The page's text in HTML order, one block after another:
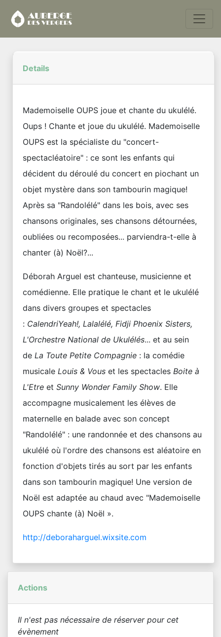
Details
Mademoiselle OUPS joue et chante du ukulélé.
Oups ! Chante et joue du ukulélé. Mademoiselle
OUPS est la spécialiste du "concert-
spectacléatoire" : ce sont les enfants qui
décident du déroulé du concert en piochant un
objet mystère dans son tambourin magique!
Après sa "Randolélé" dans les bois, avec ses
chansons originales, ses chansons détournées,
oubliées ou recomposées... parviendra-t-elle à
chanter (à) Noël?...
Déborah Arguel est chanteuse, musicienne et
comédienne. Elle pratique le chant et le ukulélé
dans divers groupes et spectacles
: CalendriYeah!, Lalalélé, Fidji Phoenix Sisters,
L'Orchestre National de Ukulélés... et au sein
de La Toute Petite Compagnie : la comédie
musicale Louis & Vous et les spectacles Boite à
L'Etre et Sunny Wonder Family Show. Elle
accompagne musicalement les élèves de
maternelle en balade avec son concept
"Randolélé" : une randonnée et des chansons au
ukulélé où l'ordre des chansons est aléatoire en
fonction d'objets tirés au sort par les enfants
dans son tambourin magique! Une version de
Noël est adaptée au chaud avec "Mademoiselle
OUPS chante (à) Noël ».
http://deboraharguel.wixsite.com
Actions
Il n'est pas nécessaire de réserver pour cet
évènement